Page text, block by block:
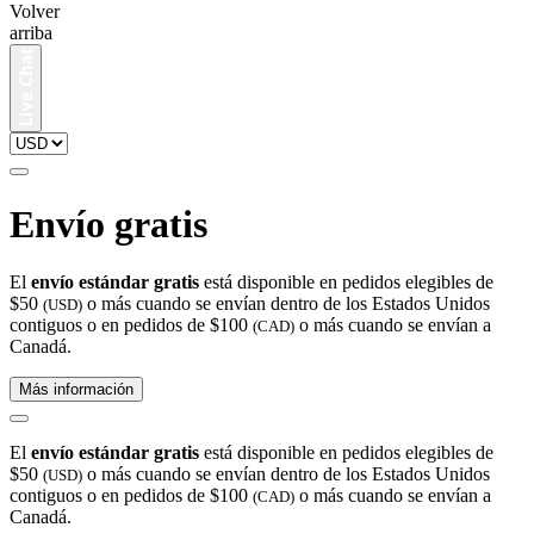
Volver
arriba
Envío gratis
El envío estándar gratis está disponible en pedidos elegibles de
$50 (USD) o más cuando se envían dentro de los Estados Unidos
contiguos o en pedidos de $100 (CAD) o más cuando se envían a
Canadá.
Más información
El envío estándar gratis está disponible en pedidos elegibles de
$50 (USD) o más cuando se envían dentro de los Estados Unidos
contiguos o en pedidos de $100 (CAD) o más cuando se envían a
Canadá.